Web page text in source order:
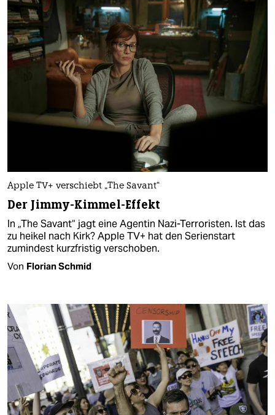
Apple TV+ verschiebt „The Savant“
Der Jimmy-Kimmel-Effekt
In „The Savant“ jagt eine Agentin Nazi-Terroristen. Ist das
zu heikel nach Kirk? Apple TV+ hat den Serienstart
zumindest kurzfristig verschoben.
Von Florian Schmid